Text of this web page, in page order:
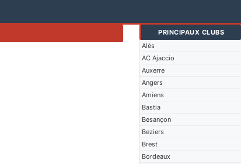
PRINCIPAUX CLUBS
Alès
AC Ajaccio
Auxerre
Angers
Amiens
Bastia
Besançon
Beziers
Brest
Bordeaux